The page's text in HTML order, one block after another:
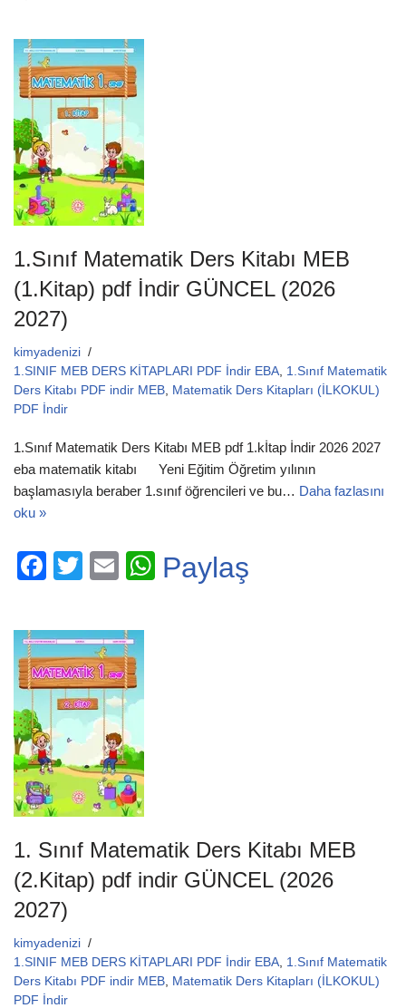
1.Sınıf Matematik Ders Kitabı MEB
(1.Kitap) pdf İndir GÜNCEL (2026
2027)
kimyadenizi
1.SINIF MEB DERS KİTAPLARI PDF İndir EBA 1.Sınıf Matematik
Ders Kitabı PDF indir MEB
Matematik Ders Kitapları (İLKOKUL)
PDF İndir
1.Sınıf Matematik Ders Kitabı MEB pdf 1.kİtap İndir 2026 2027
eba matematik kitabı Yeni Eğitim Öğretim yılının
başlamasıyla beraber 1.sınıf öğrencileri ve bu… Daha fazlasını
oku »
F
c
e
b
o
o
k
T
tt
er
E
ail
W
Paylaş
1. Sınıf Matematik Ders Kitabı MEB
(2.Kitap) pdf indir GÜNCEL (2026
2027)
kimyadenizi
1.SINIF MEB DERS KİTAPLARI PDF İndir EBA 1.Sınıf Matematik
Ders Kitabı PDF indir MEB
Matematik Ders Kitapları (İLKOKUL)
PDF İndir